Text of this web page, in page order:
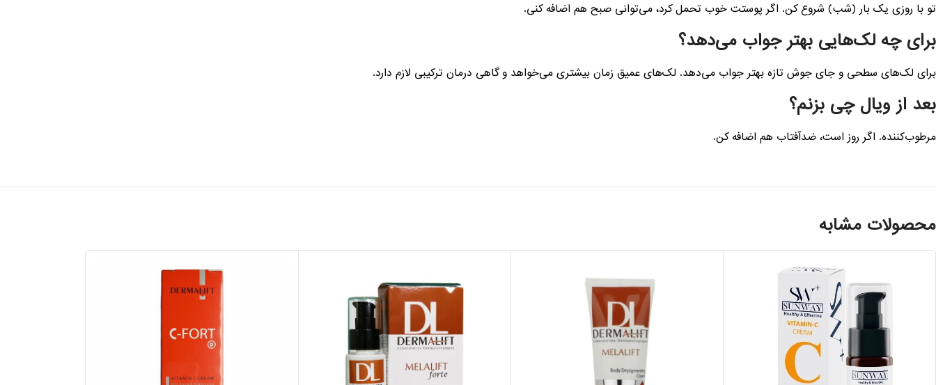
تو با روزی یک بار (شب) شروع کن. اگر پوستت خوب تحمل کرد، می‌توانی صبح هم اضافه کنی.
برای چه لک‌هایی بهتر جواب می‌دهد؟
برای لک‌های سطحی و جای جوش تازه بهتر جواب می‌دهد. لک‌های عمیق زمان بیشتری می‌خواهد و گاهی درمان ترکیبی لازم دارد.
بعد از ویال چی بزنم؟
مرطوب‌کننده. اگر روز است، ضدآفتاب هم اضافه کن.
محصولات مشابه